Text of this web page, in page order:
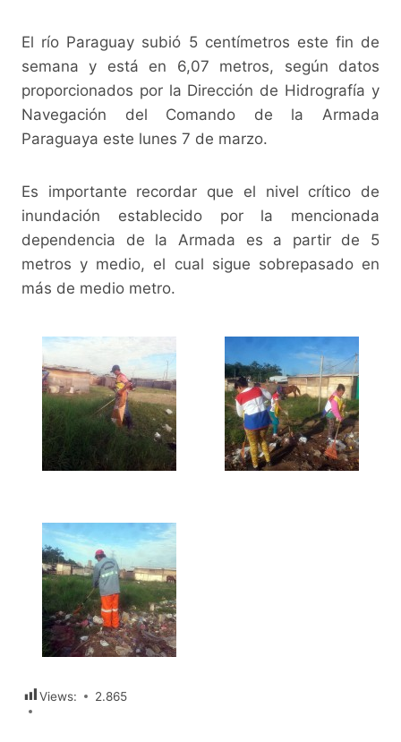
El río Paraguay subió 5 centímetros este fin de
semana y está en 6,07 metros, según datos
proporcionados por la Dirección de Hidrografía y
Navegación del Comando de la Armada
Paraguaya este lunes 7 de marzo.
Es importante recordar que el nivel crítico de
inundación establecido por la mencionada
dependencia de la Armada es a partir de 5
metros y medio, el cual sigue sobrepasado en
más de medio metro.
Views: 2.865